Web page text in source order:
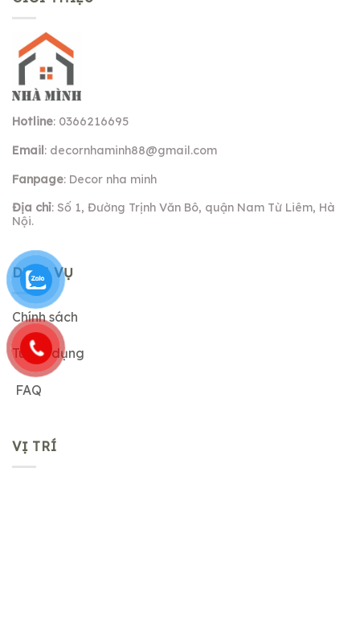
Hotline: 0366216695
Email: decornhaminh88@gmail.com
Fanpage: Decor nha minh
Địa chỉ: Số 1, Đường Trịnh Văn Bô, quận Nam Từ Liêm, Hà
Nội.
DỊCH VỤ
Chính sách
Tuyển dụng
FAQ
VỊ TRÍ